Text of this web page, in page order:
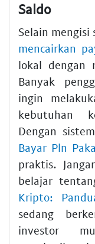
Saldo
Selain mengisi
mencairkan
lokal dengan
Banyak
ingin
kebutuhan
Dengan
Bayar Pln
praktis.
belajar
Kripto:
sedang
investor